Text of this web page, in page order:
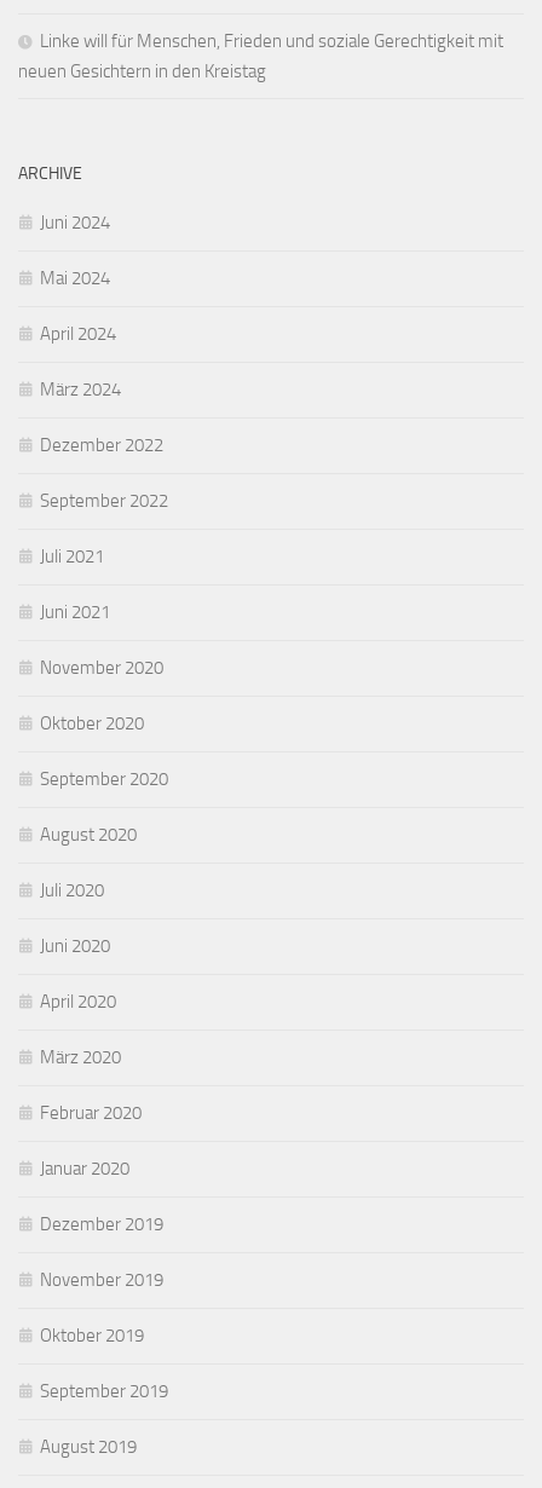
Linke will für Menschen, Frieden und soziale Gerechtigkeit mit
neuen Gesichtern in den Kreistag
ARCHIVE
Juni 2024
Mai 2024
April 2024
März 2024
Dezember 2022
September 2022
Juli 2021
Juni 2021
November 2020
Oktober 2020
September 2020
August 2020
Juli 2020
Juni 2020
April 2020
März 2020
Februar 2020
Januar 2020
Dezember 2019
November 2019
Oktober 2019
September 2019
August 2019